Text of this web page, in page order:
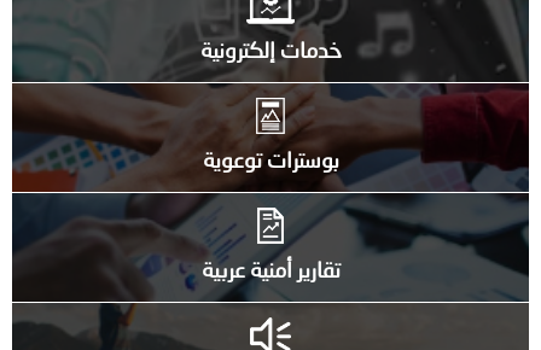
خدمات إلكترونية
بوسترات توعوية
تقارير أمنية عربية